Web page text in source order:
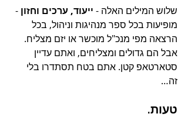
שלוש המילים האלה - ייעוד, ערכים וחזון -
מופיעות בכל ספר מנהיגות וניהול, בכל
הרצאה מפי מנכ"ל מוכשר או יזם מצליח.
אבל הם גדולים ומצליחים, ואתם עדיין
סטארטאפ קטן. אתם בטח תסתדרו בלי
זה…
טעות.